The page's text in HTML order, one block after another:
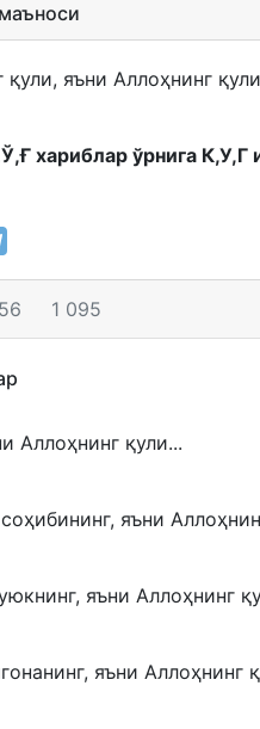
яъни Аллоҳнинг
хариблар ўрнига
1 095
Аллоҳнинг қули...
яъни
яъни Аллоҳнинг
яъни Аллоҳнинг